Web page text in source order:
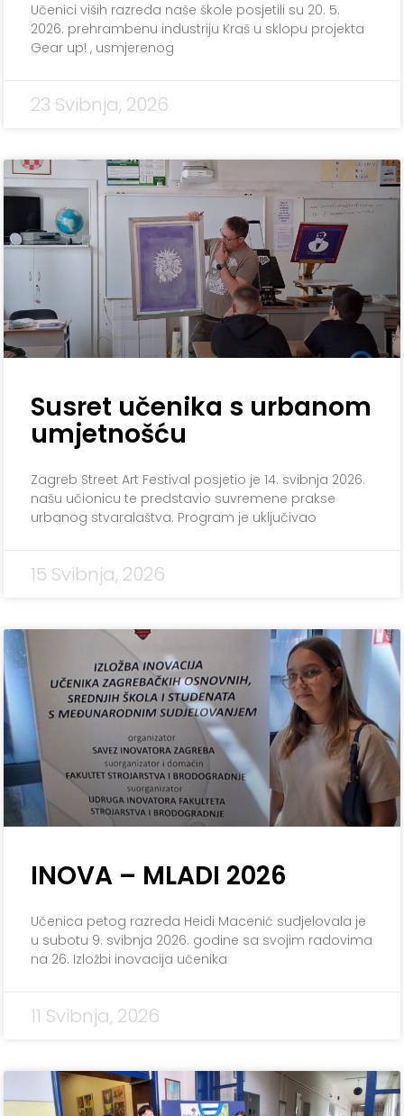
Učenici viših razreda naše škole posjetili su 20. 5.
2026. prehrambenu industriju Kraš u sklopu projekta
Gear up! , usmjerenog
23 Svibnja, 2026
Susret učenika s urbanom
umjetnošću
Zagreb Street Art Festival posjetio je 14. svibnja 2026.
našu učionicu te predstavio suvremene prakse
urbanog stvaralaštva. Program je uključivao
15 Svibnja, 2026
INOVA – MLADI 2026
Učenica petog razreda Heidi Macenić sudjelovala je
u subotu 9. svibnja 2026. godine sa svojim radovima
na 26. Izložbi inovacija učenika
11 Svibnja, 2026